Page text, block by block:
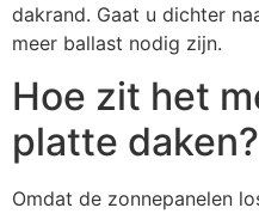
dakrand. Gaat u dichter
meer ballast nodig zijn.
Hoe zit het
platte daken?
Omdat de zonnepanelen